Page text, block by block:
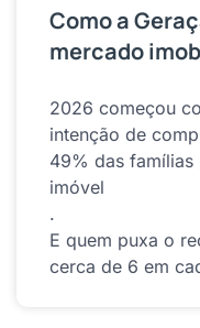
Como a
mercado
2026 começou
intenção de
49% das famílias
imóvel
.
E quem puxa o
cerca de 6 em